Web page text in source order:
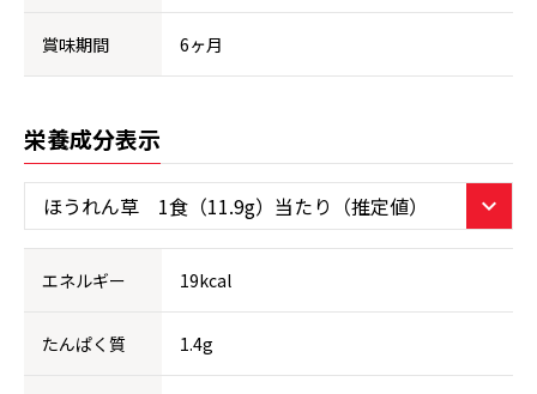
賞味期間 6ヶ月
栄養成分表示
エネルギー 19kcal
たんぱく質 1.4g